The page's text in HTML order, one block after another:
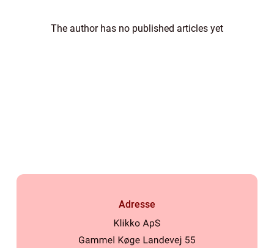
The author has no published articles yet
Adresse